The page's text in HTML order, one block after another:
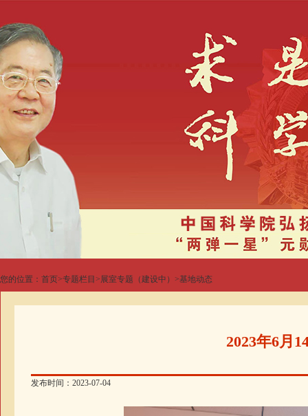
您的位置： 首页>专题栏目 >展室专题（建设中） >基地动态
2023年6月
发布时间：2023-07-04